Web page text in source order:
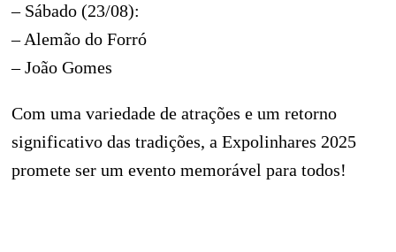
– Sábado (23/08):
– Alemão do Forró
– João Gomes
Com uma variedade de atrações e um retorno
significativo das tradições, a Expolinhares 2025
promete ser um evento memorável para todos!